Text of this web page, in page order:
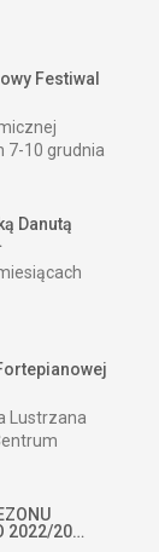
Festiwal
7-10 grudnia
Danutą
Lustrzana
2022/20…